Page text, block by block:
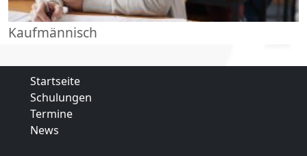
Kaufmännisch
Startseite
Schulungen
Termine
News